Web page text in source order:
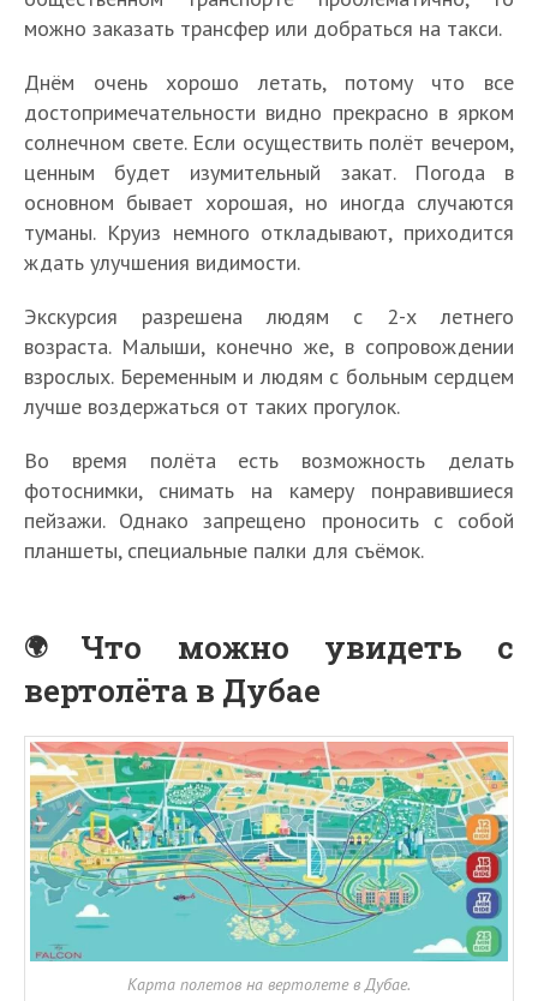
можно заказать трансфер или добраться на такси.
Днём очень хорошо летать, потому что все
достопримечательности видно прекрасно в ярком
солнечном свете. Если осуществить полёт вечером,
ценным будет изумительный закат. Погода в
основном бывает хорошая, но иногда случаются
туманы. Круиз немного откладывают, приходится
ждать улучшения видимости.
Экскурсия разрешена людям с 2-х летнего
возраста. Малыши, конечно же, в сопровождении
взрослых. Беременным и людям с больным сердцем
лучше воздержаться от таких прогулок.
Во время полёта есть возможность делать
фотоснимки, снимать на камеру понравившиеся
пейзажи. Однако запрещено проносить с собой
планшеты, специальные палки для съёмок.
Что можно увидеть с
вертолёта в Дубае
Карта полетов на вертолете в Дубае.